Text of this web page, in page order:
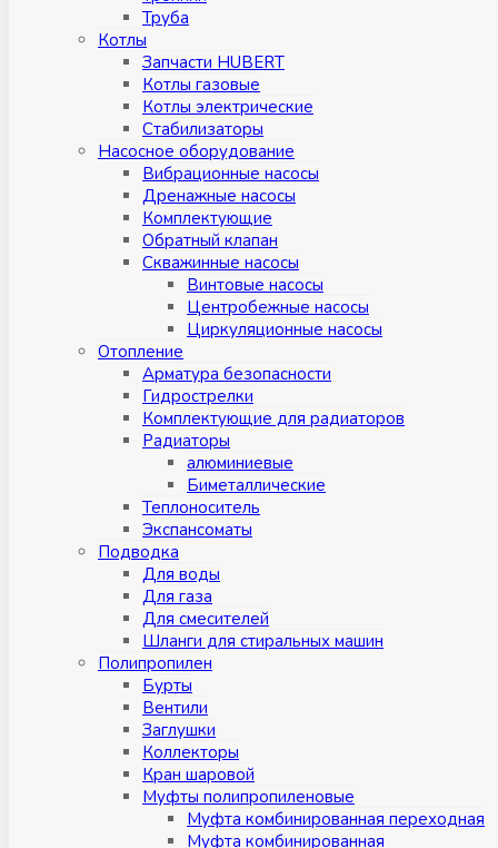
Труба
Котлы
Запчасти HUBERT
Котлы газовые
Котлы электрические
Стабилизаторы
Насосное оборудование
Вибрационные насосы
Дренажные насосы
Комплектующие
Обратный клапан
Скважинные насосы
Винтовые насосы
Центробежные насосы
Циркуляционные насосы
Отопление
Арматура безопасности
Гидрострелки
Комплектующие для радиаторов
Радиаторы
алюминиевые
Биметаллические
Теплоноситель
Экспансоматы
Подводка
Для воды
Для газа
Для смесителей
Шланги для стиральных машин
Полипропилен
Бурты
Вентили
Заглушки
Коллекторы
Кран шаровой
Муфты полипропиленовые
Муфта комбинированная переходная
Муфта комбинированная